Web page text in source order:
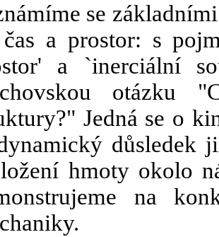
se
a prostor: s
a `inerciální
otázku
Jedná se o
důsledek
hmoty okolo
na